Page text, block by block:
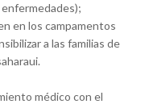
en los campamentos
a las familias de
médico con el